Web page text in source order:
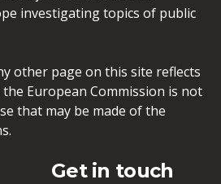
investigating topics of public
other page on this site reflects
European Commission is not
that may be made of the
Get in touch